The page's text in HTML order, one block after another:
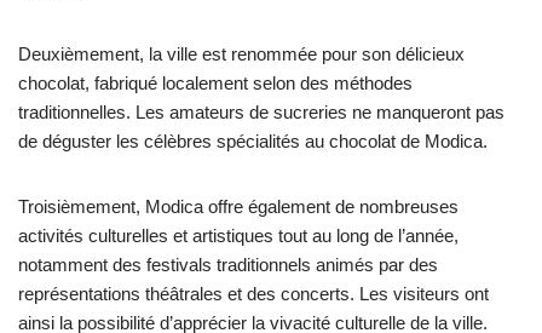
Deuxièmement, la ville est renommée pour son délicieux
chocolat, fabriqué localement selon des méthodes
traditionnelles. Les amateurs de sucreries ne manqueront pas
de déguster les célèbres spécialités au chocolat de Modica.
Troisièmement, Modica offre également de nombreuses
activités culturelles et artistiques tout au long de l’année,
notamment des festivals traditionnels animés par des
représentations théâtrales et des concerts. Les visiteurs ont
ainsi la possibilité d’apprécier la vivacité culturelle de la ville.